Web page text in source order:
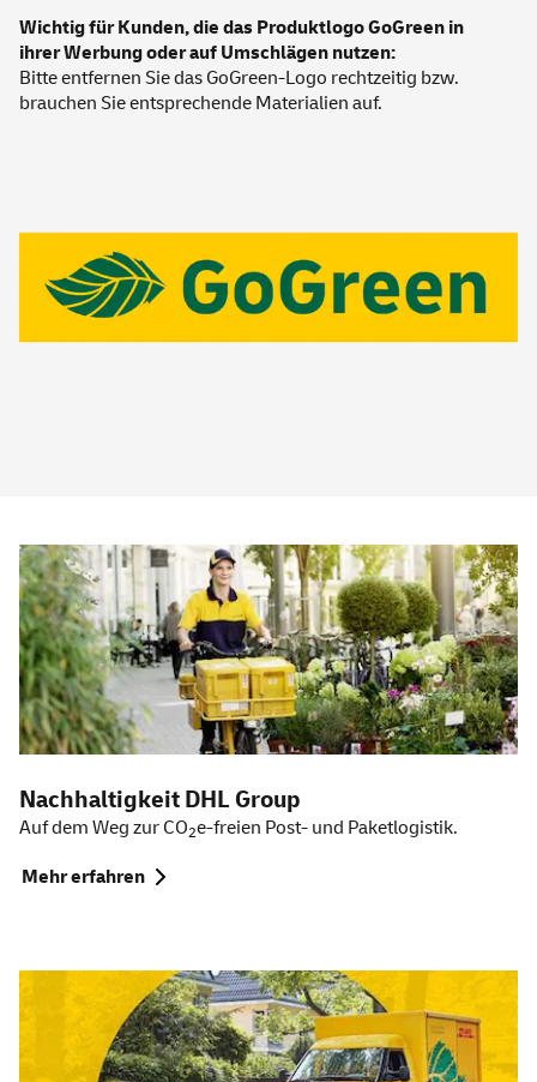
Wichtig für Kunden, die das Produktlogo GoGreen in
ihrer Werbung oder auf Umschlägen nutzen:
Bitte entfernen Sie das GoGreen-Logo rechtzeitig bzw.
brauchen Sie entsprechende Materialien auf.
Weitere Themen
Nachhaltigkeit DHL Group
Auf dem Weg zur CO2e-freien Post- und Paketlogistik.
Mehr erfahren